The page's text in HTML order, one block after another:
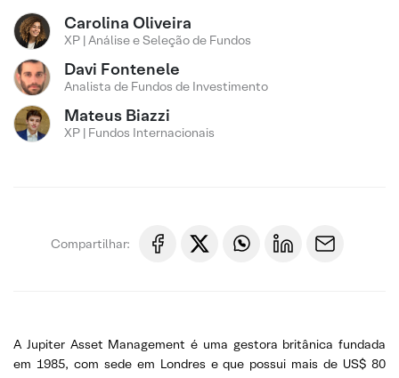
Carolina Oliveira
XP | Análise e Seleção de Fundos
Davi Fontenele
Analista de Fundos de Investimento
Mateus Biazzi
XP | Fundos Internacionais
Compartilhar:
A Jupiter Asset Management é uma gestora britânica fundada
em 1985, com sede em Londres e que possui mais de US$ 80